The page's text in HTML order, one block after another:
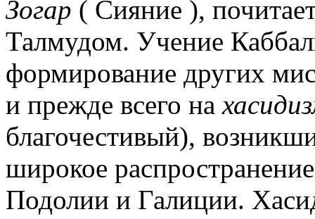
Зогар ( Сияние ),
Талмудом. Учение
формирование других
и прежде всего на
благочестивый),
широкое
Подолии и Галиции.